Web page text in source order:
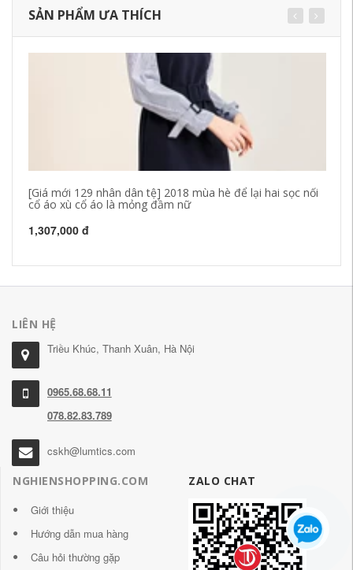
SẢN PHẨM ƯA THÍCH
[Giá mới 129 nhân dân tệ] 2018 mùa hè để lại hai sọc nối
cổ áo xù cổ áo là mỏng đầm nữ
1,307,000 đ
LIÊN HỆ
Triều Khúc, Thanh Xuân, Hà Nội
0965.68.68.11
078.82.83.789
cskh@lumtics.com
NGHIENSHOPPING.COM
Giới thiệu
Hướng dẫn mua hàng
Câu hỏi thường gặp
ZALO CHAT